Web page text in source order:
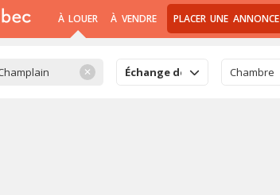
À LOUER À VENDRE PLACER UNE ANNONCE
✕ Échange de logementChambre